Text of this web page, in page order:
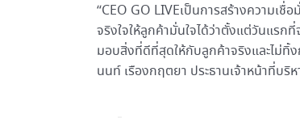
“CEO GO LIVEเป็นการสร้างความเชื่
จริงใจให้ลูกค้ามั่นใจได้ว่าตั้งแต่วันแรก
มอบสิ่งที่ดีที่สุดให้กับลูกค้าจริงและไม่ทิ้
นนท์ เรืองกฤตยา ประธานเจ้าหน้าที่บ